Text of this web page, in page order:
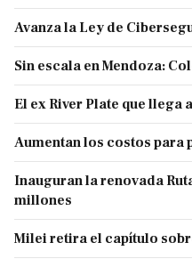
Avanza la Ley de
Sin escala en Mendoza:
El ex River Plate que llega
Aumentan los costos para
Inauguran la renovada
millones
Milei retira el capítulo